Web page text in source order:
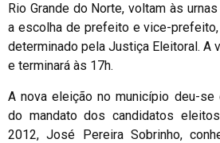
Rio Grande do Norte, voltam às
a escolha de prefeito e vice-
determinado pela Justiça Eleitoral. A
e terminará às 17h.
A nova eleição no município deu-se
do mandato dos candidatos
2012, José Pereira Sobrinho,